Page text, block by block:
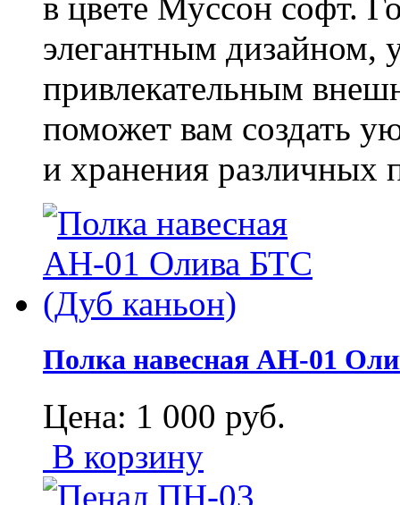
элегантным дизайном,
привлекательным
поможет вам создать
и хранения различных
Полка навесная АН-01
Цена: 1 000 руб.
В корзину